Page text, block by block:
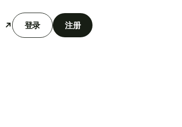
登录 注册